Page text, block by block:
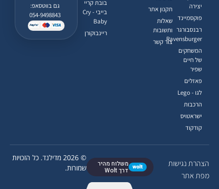
הצהרת נגישות
מפת אתר
wolt משלוח מהיר
דרך Wolt
© 2026 מדילנד. כל הזכויות
שמורות.
גם בווטסאפ:
054-9498843
בובת קריי
בייבי - Cry
Baby
ריינבוקורן
יצירה
פוקסמיינד
רבנסבורגר
Ravensburger
המשחקים
של חיים
שפיר
פאזלים
לגו - Lego
הרכבות
ישראטויס
קודקוד
תקנון אתר
שאלות
ותשובות
צור קשר